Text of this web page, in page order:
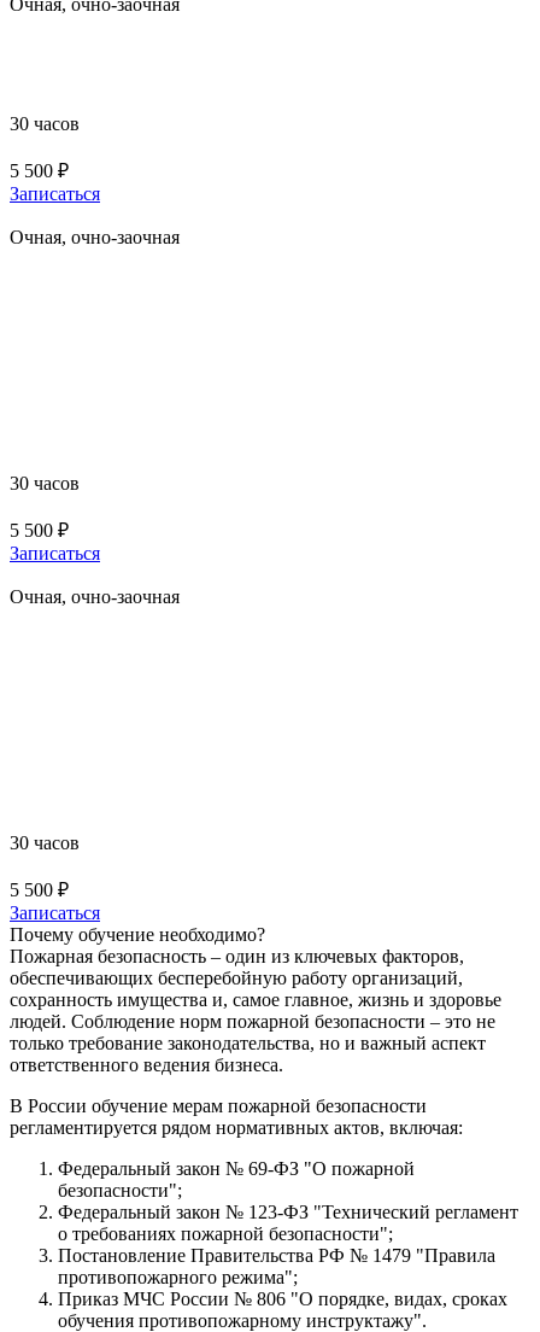
30 часов
5 500 ₽
Записаться
Очная, очно-заочная
30 часов
5 500 ₽
Записаться
Очная, очно-заочная
30 часов
5 500 ₽
Записаться
Почему обучение необходимо?
Пожарная безопасность – один из ключевых факторов,
обеспечивающих бесперебойную работу организаций,
сохранность имущества и, самое главное, жизнь и здоровье
людей. Соблюдение норм пожарной безопасности – это не
только требование законодательства, но и важный аспект
ответственного ведения бизнеса.
В России обучение мерам пожарной безопасности
регламентируется рядом нормативных актов, включая:
Федеральный закон № 69-ФЗ "О пожарной
безопасности";
Федеральный закон № 123-ФЗ "Технический регламент
о требованиях пожарной безопасности";
Постановление Правительства РФ № 1479 "Правила
противопожарного режима";
Приказ МЧС России № 806 "О порядке, видах, сроках
обучения противопожарному инструктажу".